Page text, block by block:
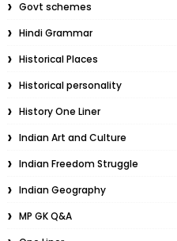
Govt schemes
Hindi Grammar
Historical Places
Historical personality
History One Liner
Indian Art and Culture
Indian Freedom Struggle
Indian Geography
MP GK Q&A